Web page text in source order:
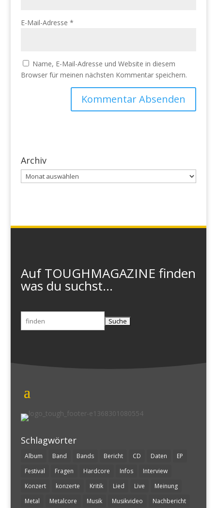
E-Mail-Adresse *
Name, E-Mail-Adresse und Website in diesem
Browser für meinen nächsten Kommentar speichern.
Archiv
Archiv
Auf TOUGHMAGAZINE finden
was du suchst...
Suchen
nach:
Schlagwörter
Album Band Bands Bericht CD Daten
EP
Festival
Fragen Hardcore Infos
Interview
Konzert
konzerte Kritik Lied Live
Meinung
Metal
Metalcore Musik Musikvideo Nachbericht